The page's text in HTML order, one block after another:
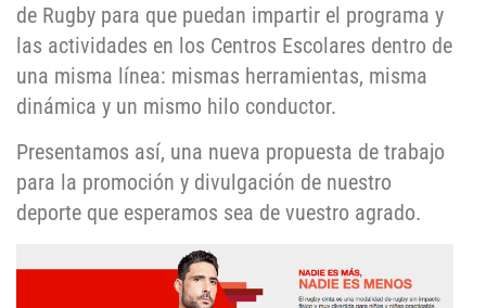
de Rugby para que puedan impartir el programa y
las actividades en los Centros Escolares dentro de
una misma línea: mismas herramientas, misma
dinámica y un mismo hilo conductor.
Presentamos así, una nueva propuesta de trabajo
para la promoción y divulgación de nuestro
deporte que esperamos sea de vuestro agrado.